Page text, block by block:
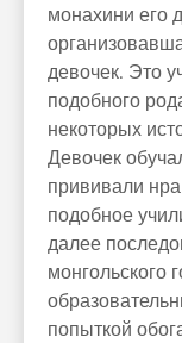
монахини его
девочек. Это
подобного
некоторых
Девочек
прививали
подобное
далее
монгольского
попыткой